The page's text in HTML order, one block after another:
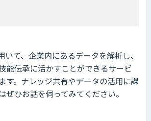
いて、企業内にあるデータを解析し、
能伝承に活かすことができるサービ
す。ナレッジ共有やデータの活用に課
ぜひお話を伺ってみてください。